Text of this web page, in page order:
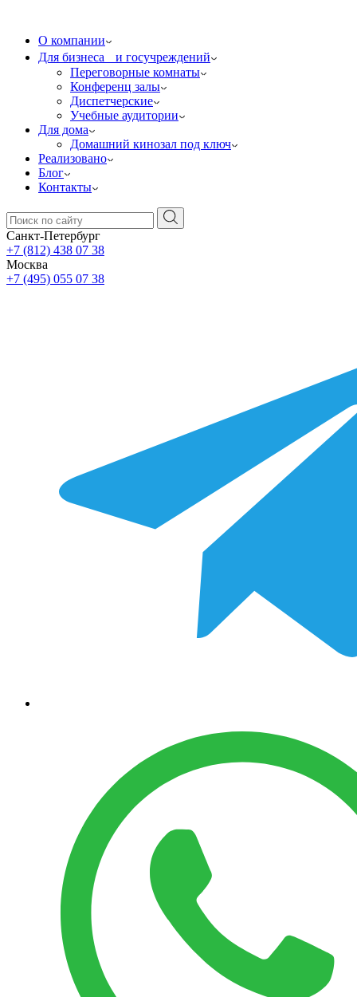
О компании
Для бизнеса и госучреждений
Переговорные комнаты
Конференц залы
Диспетчерские
Учебные аудитории
Для дома
Домашний кинозал под ключ
Реализовано
Блог
Контакты
Санкт-Петербург
+7 (812) 438 07 38
Москва
+7 (495) 055 07 38